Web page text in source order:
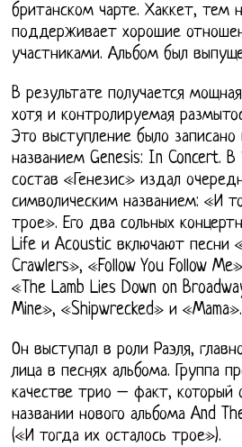
британском чарте. Хаккет, тем
поддерживает хорошие
участниками. Альбом был
В результате получается
хотя и контролируемая
Это выступление было
названием Genesis: In Concert. В
состав «Генезис» издал
символическим названием: «И
трое». Его два сольных
Life и Acoustic включают песни
Crawlers», «Follow You Follow
«The Lamb Lies Down on
Mine», «Shipwrecked» и «Mama».
Он выступал в роли Раэля,
лица в песнях альбома. Группа
качестве трио – факт, который
названии нового альбома And
(«И тогда их осталось трое»).